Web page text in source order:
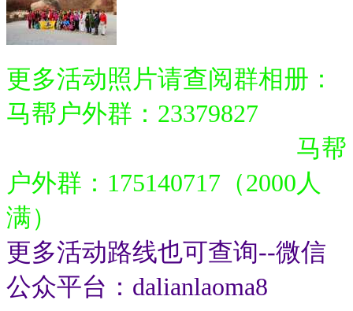
更多活动照片请查阅群相册：
马帮户外群：23379827
马帮
户外群： 175140717（2000人
满）
更多活动路线也可查询--微信
公众平台： dalianlaoma8